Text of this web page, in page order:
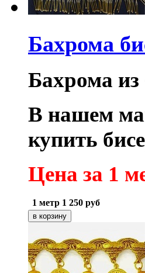
Бахрома
Бахрома
В нашем
купить
Цена за 1
1 метр 1 250 руб